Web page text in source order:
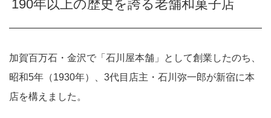
190年以上の歴史を誇る老舗和菓子店
加賀百万石・金沢で「石川屋本舗」として創業したのち、
昭和5年（1930年）、3代目店主・石川弥一郎が新宿に本
店を構えました。